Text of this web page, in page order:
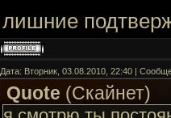
лишние
Дата: Вторник, 03.08.2010, 22:40 |
Quote (Скайнет)